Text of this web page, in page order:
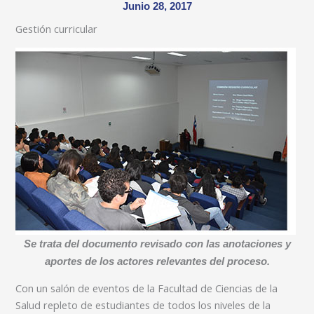
Junio 28, 2017
Gestión curricular
Se trata del documento revisado con las anotaciones y
aportes de los actores relevantes del proceso.
Con un salón de eventos de la Facultad de Ciencias de la
Salud repleto de estudiantes de todos los niveles de la